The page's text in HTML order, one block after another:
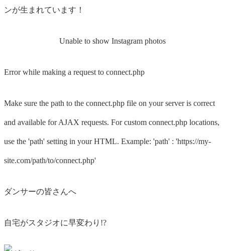
ンが生まれています！
Unable to show Instagram photos
Error while making a request to connect.php
Make sure the path to the connect.php file on your server is correct
and available for AJAX requests. For custom connect.php locations,
use the 'path' setting in your HTML. Example: 'path' : 'https://my-
site.com/path/to/connect.php'
ダンサーの皆さんへ
自宅がスタジオに早変わり!?